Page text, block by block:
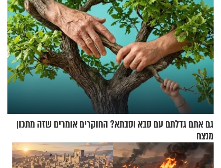
גם אתם גדלתם עם סבא וסבתא? החוקרים אומרים שזה מתכון
מנצח